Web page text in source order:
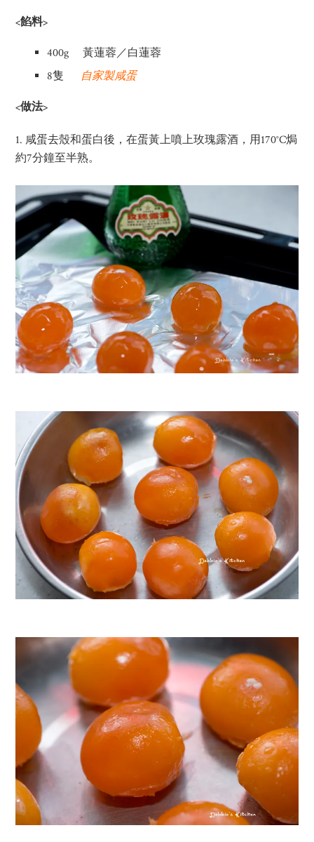
<餡料>
400g 黃蓮蓉／白蓮蓉
8隻 自家製咸蛋
<做法>
1. 咸蛋去殼和蛋白後，在蛋黃上噴上玫瑰露酒，用170°C焗
約7分鐘至半熟。